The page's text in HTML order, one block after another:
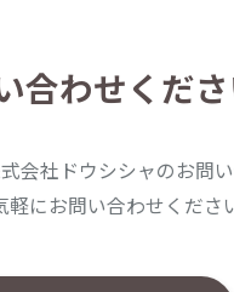
合わせくだ
会社ドウシシャのお問
にお問い合わせくださ